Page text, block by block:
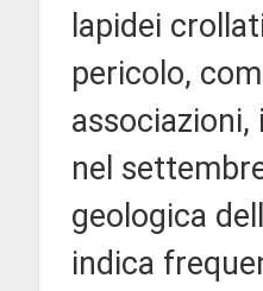
lapidei
pericolo,
nel
geologica
indica